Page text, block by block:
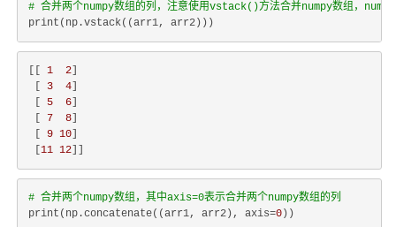
# 合并两个numpy数组的列，注意使用vstack()方法合并numpy数组，
1 2
3 4
5 6
7 8
9 10
11 12
# 合并两个numpy数组，其中axis=0表示合并两个numpy数组的列
print(np.concatenate((arr1, arr2), axis=0